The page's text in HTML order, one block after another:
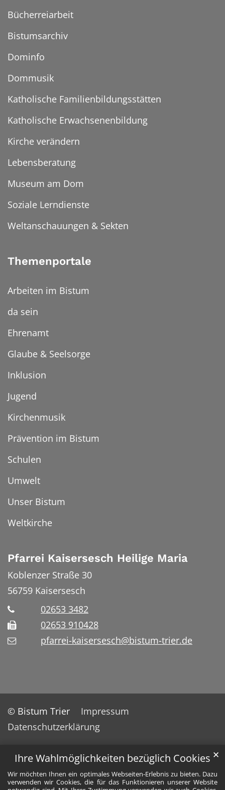
Ihre Wahlmöglichkeiten bezüglich Cookies
Wir möchten Ihnen ein optimales Webseiten-Erlebnis zu bieten. Dazu
verwenden wir Cookies, die für das Funktionieren unserer Website
✕
Bücherreiarbeit
Bistumsarchiv
Dominfo
Dommusik
Katholische Familienbildungsstätten
Katholische Erwachsenenbildung
Kirche verändern
Lebensberatung
Museum am Dom
Soziale Lerndienste
Weltanschauungen & Sekten
Themenportale
Arbeiten im Bistum
da sein
Ehrenamt
Glaube & Seelsorge
Inklusion
Jugend
Kirchenmusik
Prävention im Bistum
Schulen
Umwelt
Unser Bistum
Weltkirche
Pfarrei Kaisersesch Heilige Maria
Koblenzer Straße 30
56759 Kaisersesch
02653 3482
02653 910428
pfarrei-kaisersesch@bistum-trier.de
© Bistum Trier
Impressum
Datenschutzerklärung